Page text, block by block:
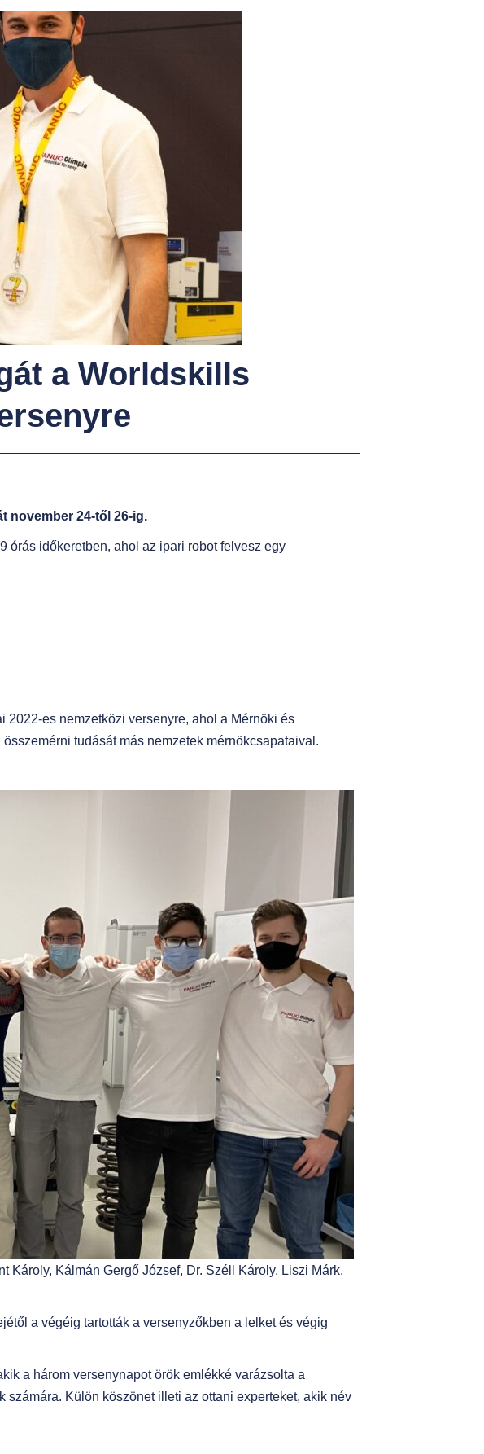
november 24-től 26-ig.
órás időkeretben, ahol az ipari robot felvesz egy
es nemzetközi versenyre, ahol a Mérnöki és
tudását más nemzetek mérnökcsapataival.
Károly, Kálmán Gergő József, Dr. Széll Károly, Liszi Márk,
a végéig tartották a versenyzőkben a lelket és végig
a három versenynapot örök emlékké varázsolta a
Külön köszönet illeti az ottani experteket, akik név